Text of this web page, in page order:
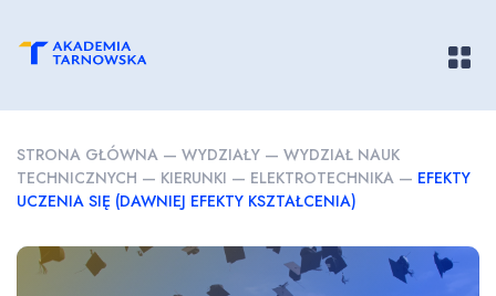
STRONA GŁÓWNA — WYDZIAŁY — WYDZIAŁ NAUK
TECHNICZNYCH — KIERUNKI — ELEKTROTECHNIKA — EFEKTY
UCZENIA SIĘ (DAWNIEJ EFEKTY KSZTAŁCENIA)